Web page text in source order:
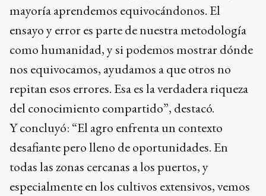
mayoría aprendemos equivocándonos. El
ensayo y error es parte de nuestra metodología
como humanidad, y si podemos mostrar dónde
nos equivocamos, ayudamos a que otros no
repitan esos errores. Esa es la verdadera riqueza
del conocimiento compartido”, destacó.
Y concluyó: “El agro enfrenta un contexto
desafiante pero lleno de oportunidades. En
todas las zonas cercanas a los puertos, y
especialmente en los cultivos extensivos, vemos